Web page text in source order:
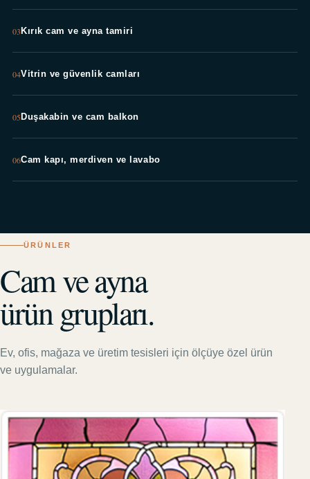
03Kırık cam ve ayna tamiri
04Vitrin ve güvenlik camları
05Duşakabin ve cam balkon
06Cam kapı, merdiven ve lavabo
ÜRÜNLER
Cam ve ayna
ürün grupları.
Ev, ofis, mağaza ve üretim tesisleri için ölçüye özel ürün
ve uygulamalar.